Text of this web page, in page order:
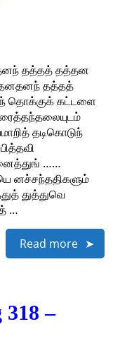
தத்தத் தத்தன
தத்தத்
தொக்குக் கட்டளை
தடிகொடுந்
……
னச்சந்ததிகளும்
துத்துவெ
…
Read more
–